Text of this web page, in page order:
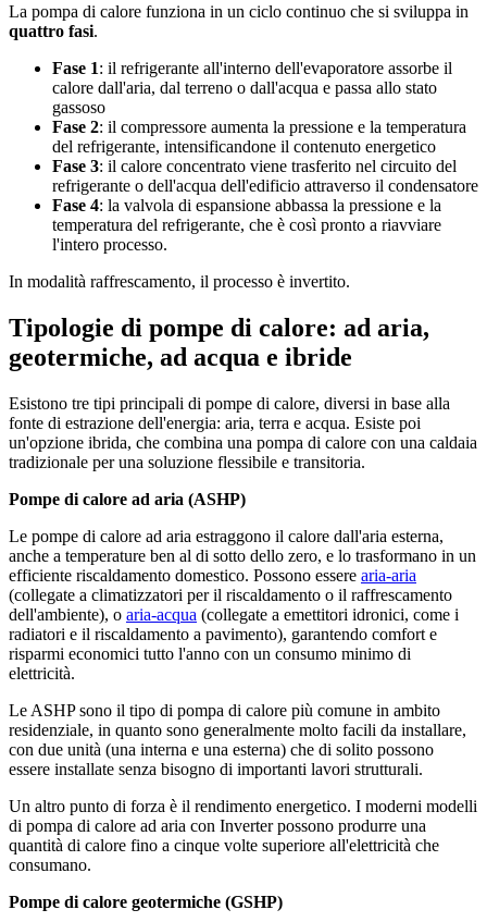
La pompa di calore funziona in un ciclo continuo che si sviluppa in
quattro fasi.
Fase 1: il refrigerante all'interno dell'evaporatore assorbe il
calore dall'aria, dal terreno o dall'acqua e passa allo stato
gassoso
Fase 2: il compressore aumenta la pressione e la temperatura
del refrigerante, intensificandone il contenuto energetico
Fase 3: il calore concentrato viene trasferito nel circuito del
refrigerante o dell'acqua dell'edificio attraverso il condensatore
Fase 4: la valvola di espansione abbassa la pressione e la
temperatura del refrigerante, che è così pronto a riavviare
l'intero processo.
In modalità raffrescamento, il processo è invertito.
Tipologie di pompe di calore: ad aria,
geotermiche, ad acqua e ibride
Esistono tre tipi principali di pompe di calore, diversi in base alla
fonte di estrazione dell'energia: aria, terra e acqua. Esiste poi
un'opzione ibrida, che combina una pompa di calore con una caldaia
tradizionale per una soluzione flessibile e transitoria.
Pompe di calore ad aria (ASHP)
Le pompe di calore ad aria estraggono il calore dall'aria esterna,
anche a temperature ben al di sotto dello zero, e lo trasformano in un
efficiente riscaldamento domestico. Possono essere aria-aria
(collegate a climatizzatori per il riscaldamento o il raffrescamento
dell'ambiente), o aria-acqua (collegate a emettitori idronici, come i
radiatori e il riscaldamento a pavimento), garantendo comfort e
risparmi economici tutto l'anno con un consumo minimo di
elettricità.
Le ASHP sono il tipo di pompa di calore più comune in ambito
residenziale, in quanto sono generalmente molto facili da installare,
con due unità (una interna e una esterna) che di solito possono
essere installate senza bisogno di importanti lavori strutturali.
Un altro punto di forza è il rendimento energetico. I moderni modelli
di pompa di calore ad aria con Inverter possono produrre una
quantità di calore fino a cinque volte superiore all'elettricità che
consumano.
Pompe di calore geotermiche (GSHP)